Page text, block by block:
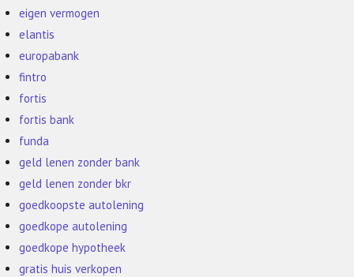
eigen vermogen
elantis
europabank
fintro
fortis
fortis bank
funda
geld lenen zonder bank
geld lenen zonder bkr
goedkoopste autolening
goedkope autolening
goedkope hypotheek
gratis huis verkopen